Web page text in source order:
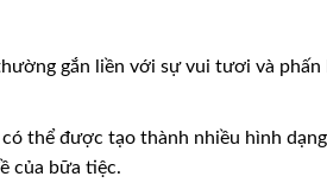
gắn liền với sự vui tươi và
thể được tạo thành nhiều hình
của bữa tiệc.